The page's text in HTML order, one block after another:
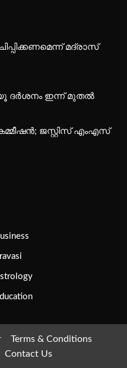
മദ്രാസ്
ഇന്ന് മുതല്‍
ജസ്റ്റിസ് എംഎസ്
Terms & Conditions
Contact Us